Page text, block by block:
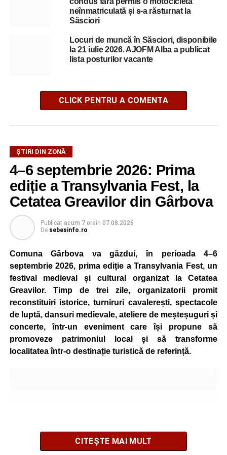
neînmatriculată și s-a răsturnat la
Săsciori
Locuri de muncă în Săsciori, disponibile
la 21 iulie 2026. AJOFM Alba a publicat
lista posturilor vacante
CLICK PENTRU A COMENTA
ȘTIRI DIN ZONĂ
4–6 septembrie 2026: Prima
ediție a Transylvania Fest, la
Cetatea Greavilor din Gârbova
Publicat acum 7 oreîn 07.08.2026
De sebesinfo.ro
Comuna Gârbova va găzdui, în perioada 4–6
septembrie 2026, prima ediție a Transylvania Fest, un
festival medieval și cultural organizat la Cetatea
Greavilor. Timp de trei zile, organizatorii promit
reconstituiri istorice, turniruri cavalerești, spectacole
de luptă, dansuri medievale, ateliere de meșteșuguri și
concerte, într-un eveniment care își propune să
promoveze patrimoniul local și să transforme
localitatea într-o destinație turistică de referință.
CITEȘTE MAI MULT